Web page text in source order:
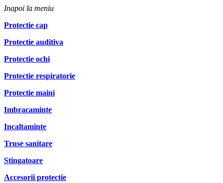
Inapoi la meniu
Protectie cap
Protectie auditiva
Protectie ochi
Protectie respiratorie
Protectie maini
Imbracaminte
Incaltaminte
Truse sanitare
Stingatoare
Accesorii protectie